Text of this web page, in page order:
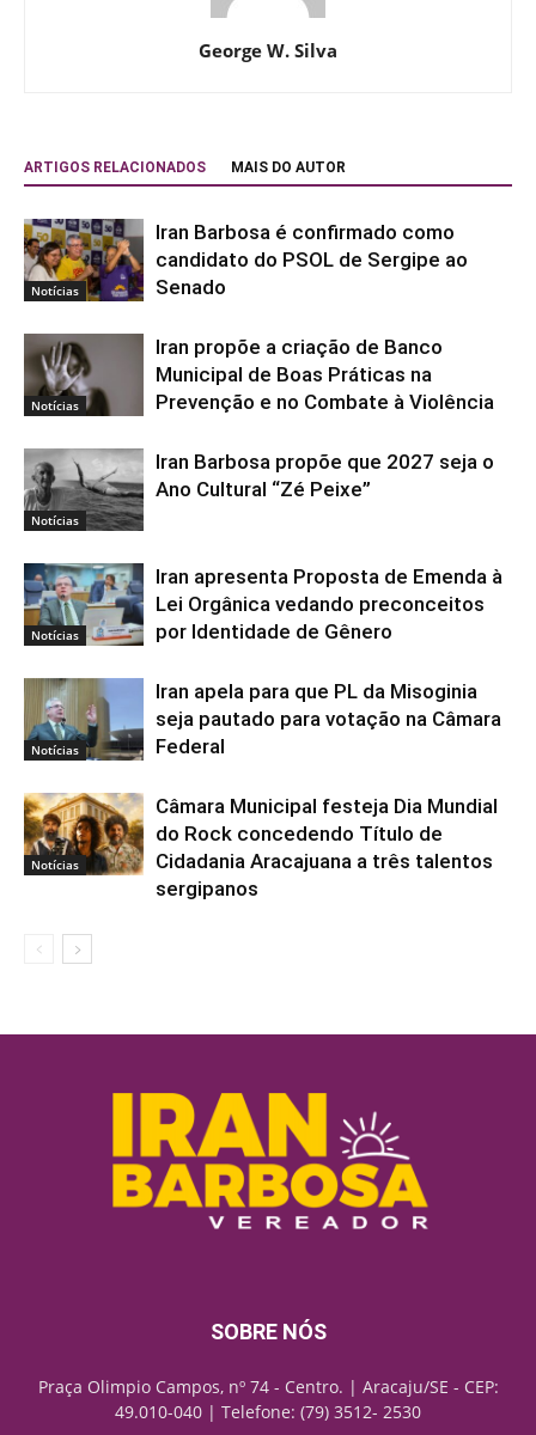
George W. Silva
ARTIGOS RELACIONADOS MAIS DO AUTOR
Notícias
Iran Barbosa é confirmado como
candidato do PSOL de Sergipe ao
Senado
Notícias
Iran propõe a criação de Banco
Municipal de Boas Práticas na
Prevenção e no Combate à Violência
Notícias
Iran Barbosa propõe que 2027 seja o
Ano Cultural “Zé Peixe”
Notícias
Iran apresenta Proposta de Emenda à
Lei Orgânica vedando preconceitos
por Identidade de Gênero
Notícias
Iran apela para que PL da Misoginia
seja pautado para votação na Câmara
Federal
Notícias
Câmara Municipal festeja Dia Mundial
do Rock concedendo Título de
Cidadania Aracajuana a três talentos
sergipanos
SOBRE NÓS
Praça Olimpio Campos, nº 74 - Centro. | Aracaju/SE - CEP:
49.010-040 | Telefone: (79) 3512- 2530